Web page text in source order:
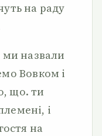
на раду
ми назвали
Вовком і
що. ти
і
на